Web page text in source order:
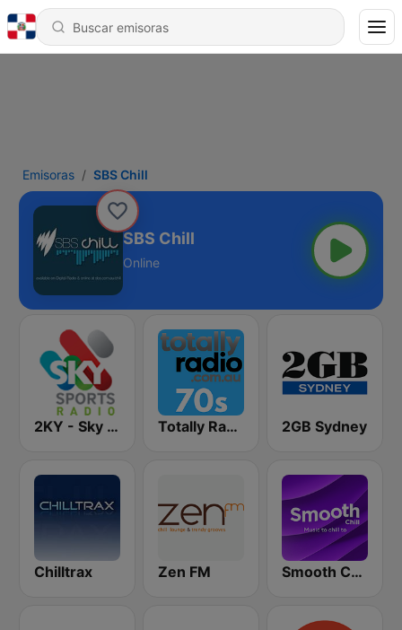
Emisoras SBS Chill
SBS Chill
Online
2KY - Sky Sports Radio Totally Radio 70s 2GB Sydney
Chilltrax Zen FM Smooth Chill